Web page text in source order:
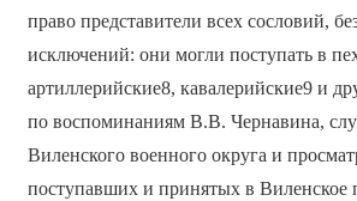
право представители всех сословий,
исключений: они могли поступать в
артиллерийские8, кавалерийские9 и
по воспоминаниям В.В. Чернавина,
Виленского военного округа и
поступавших и принятых в Виленское